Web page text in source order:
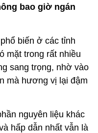
bao giờ ngán
biến ở các tỉnh
mặt trong rất nhiều
sang trọng, nhờ vào
mà hương vị lại đậm
nguyên liệu khác
hấp dẫn nhất vẫn là